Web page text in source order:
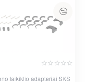
laikiklio adapteriai SKS